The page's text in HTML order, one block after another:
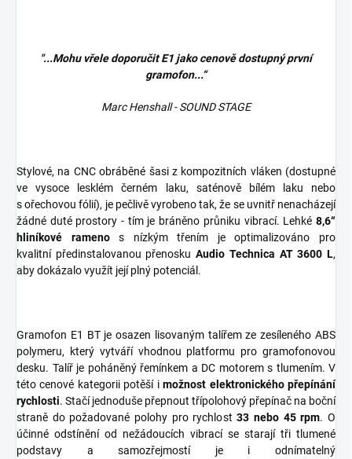
"...Mohu vřele doporučit E1 jako cenově dostupný první
gramofon...“
Marc Henshall - SOUND STAGE
Stylové, na CNC obráběné šasi z kompozitních vláken (dostupné
ve vysoce lesklém černém laku, saténově bílém laku nebo
s ořechovou fólií), je pečlivě vyrobeno tak, že se uvnitř nenacházejí
žádné duté prostory - tím je bráněno průniku vibrací. Lehké 8,6“
hliníkové ramenos nízkým třením je optimalizováno pro
kvalitní předinstalovanou přenosku Audio Technica AT 3600 L,
aby dokázalo využít její plný potenciál.
Gramofon E1 BT je osazen lisovaným talířem ze zesíleného ABS
polymeru, který vytváří vhodnou platformu pro gramofonovou
desku. Talíř je poháněný řemínkem a DC motorem s tlumením. V
této cenové kategorii potěší imožnost elektronického přepínání
rychlosti. Stačí jednoduše přepnout třípolohový přepínač na boční
straně do požadované polohy pro rychlost33 nebo 45 rpm. O
účinné odstínění od nežádoucích vibrací se starají tři tlumené
podstavy a samozřejmostí je i odnímatelný